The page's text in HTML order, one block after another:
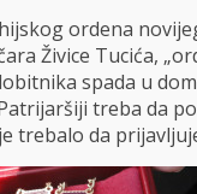
ordena
Živice Tucića,
spada u
treba da
trebalo da